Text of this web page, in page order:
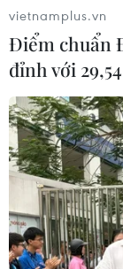
Hạm đội
hữu nghị
28/09/2016 01:38
Đội tàu của
Lavan, tàu
vietnamplus.vn
Điểm chuẩn
đỉnh với